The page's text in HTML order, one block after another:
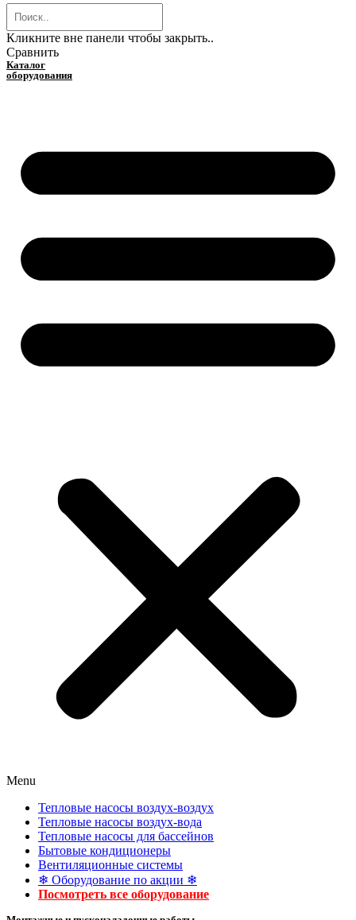
Кликните вне панели чтобы закрыть..
Сравнить
Каталог
оборудования
Menu
Тепловые насосы воздух-воздух
Тепловые насосы воздух-вода
Тепловые насосы для бассейнов
Бытовые кондиционеры
Вентиляционные системы
❄ Оборудование по акции ❄
Посмотреть все оборудование